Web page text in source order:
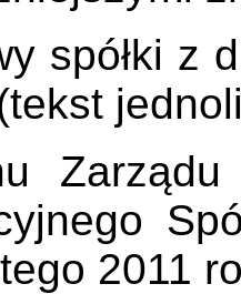
spółki z
2011